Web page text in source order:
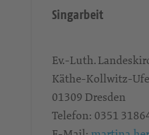
Singarbeit
Ev.-Luth.
Käthe-Kollwitz-
01309 Dresden
Telefon: 0351